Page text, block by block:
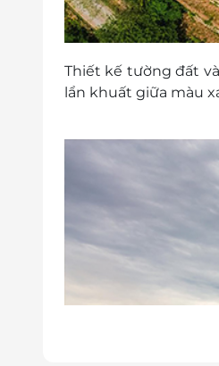
Giá đã bao
Thiết kế tường đất
lẩn khuất giữa màu